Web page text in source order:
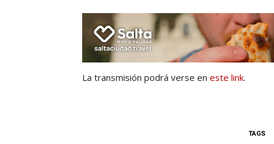
La transmisión podrá verse en este link.
TAGS